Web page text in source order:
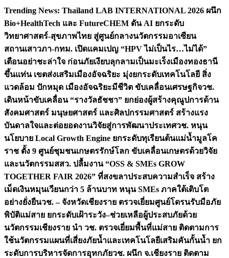
Skip
content
Trending News: Thailand LAB INTERNATIONAL 2026 ผนึก
Bio+HealthTech และ FutureCHEM ดัน AI ยกระดับ
วิทยาศาสตร์-สุขภาพไทย สู่ศูนย์กลางนวัตกรรมอาเซียน
สถานเสาวภา-กทม. เปิดแคมเปญ “HPV ไม่เป็นไร…ไม่ได้”
เตือนอย่าชะล่าใจ ก่อนภัยเงียบลุกลามเป็นมะเร็งเมืองทองธานี
ขึ้นแท่น เขตส่งเสริมเมืองอัจฉริยะ มุ่งยกระดับเทคโนโลยี สิ่ง
แวดล้อม ปักหมุด เมืองอัจฉริยะมีชีวิต ขับเคลื่อนเศรษฐกิจวช.
เดินหน้าขับเคลื่อน “รางวัลธัชชา” ยกย่องผู้สร้างคุณูปการด้าน
สังคมศาสตร์ มนุษยศาสตร์ และศิลปกรรมศาสตร์ สร้างแรง
บันดาลใจและต่อยอดงานวิจัยสู่การพัฒนาประเทศวช. หนุน
นโยบาย Local Growth Engine ยกระดับทุเรียนต้นแม่น้ำมูลโค
ราช ตั้ง 9 ศูนย์ชุมชนเกษตรรักษ์โลก ขับเคลื่อนเกษตรด้วยวิจัย
และนวัตกรรมสสว. ปลื้มงาน “OSS & SMEs GROW
TOGETHER FAIR 2026” ที่สงขลาประสบความสำเร็จ สร้าง
เม็ดเงินหมุนเวียนกว่า 5 ล้านบาท หนุน SMEs ภาคใต้เติบโต
อย่างยั่งยืนวช. – จังหวัดเชียงราย ตรวจเยี่ยมศูนย์โดรนรับมือภัย
พิบัติแม่สาย ยกระดับเฝ้าระวัง–ช่วยเหลือผู้ประสบภัยด้วย
นวัตกรรมเชียงราย นำ วช. ตรวจเยี่ยมพื้นที่แม่สาย ติดตามการ
ใช้นวัตกรรมแผนที่เสี่ยงภัยน้ำและเทคโนโลยีเสริมคันกั้นน้ำ ยก
ระดับการบริหารจัดการอุทกภัยวช. ผนึก จ.เชียงราย ติดตาม